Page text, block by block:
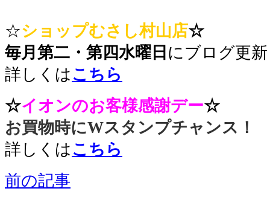
☆ショップむさし村山店☆
毎月第二・第四水曜日 にブログ更
詳しくは こちら
☆イオンのお客様感謝デー☆
お買物時にWスタンプチャンス！
詳しくは こちら
前の記事